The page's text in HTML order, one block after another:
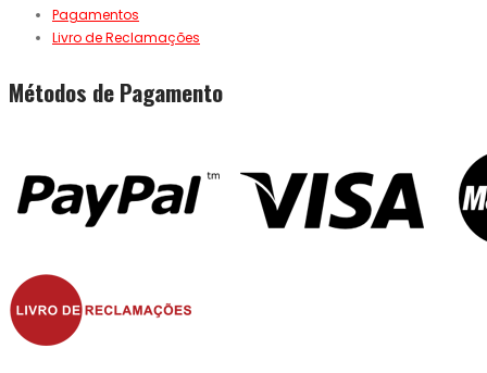
Pagamentos
Livro de Reclamações
Métodos de Pagamento